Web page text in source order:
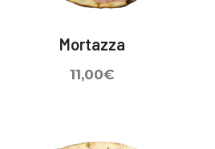
Mortazza
11,00€